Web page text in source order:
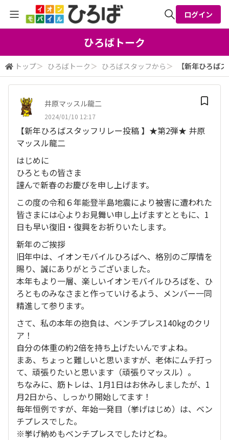
検索
ログイン
ひろばトーク
トップ＞ ひろばトーク ＞ ひろばスタッフから ＞ 【新年ひろば
井原マッスル龍二
2024/01/10 12:17
【新年ひろばスタッフリレー投稿 】★第2弾★ 井原
マッスル龍二
はじめに
ひろともの皆さま
謹んで新春のお慶びを申し上げます。
この度の令和６年能登半島地震により被害に遭われた
皆さまには心よりお見舞い申し上げますとともに、1
日も早い復旧・復興をお祈りいたします。
新年のご挨拶
旧年中は、イオンモバイルひろばへ、格別のご厚情を
賜り、誠にありがとうございました。
本年もより一層、楽しいイオンモバイルひろばを、ひ
ろとものみなさまと作っていけるよう、メンバー一同
精進して参ります。
さて、私の本年の抱負は、ベンチプレス140kgのクリ
ア！
自分の体重の約2倍を持ち上げたいんですよね。
まあ、ちょっと難しいと思いますが、老体にムチ打っ
て、頑張りたいと思います（頑張りマッスル）。
ちなみに、筋トレは、1月1日はお休みしましたが、1
月2日から、しっかり開始してます！
毎年恒例ですが、年始一発目（挙げはじめ）は、ベン
チプレスでした。
※挙げ納めもベンチプレスでしたけどね。